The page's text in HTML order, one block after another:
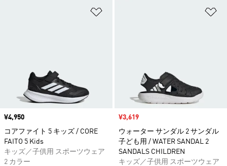
価格
¥4,950
コアファイト 5 キッズ / CORE
FAITO 5 Kids
キッズ／子供用 スポーツウェア
2 カラー
セール価格
¥3,619
ウォーター サンダル 2 サンダル
子ども用 / WATER SANDAL 2
SANDALS CHILDREN
キッズ／子供用 スポーツウェア